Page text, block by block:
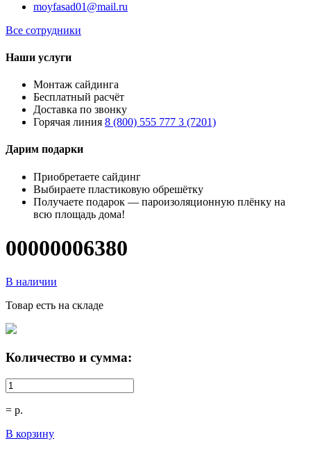
moyfasad01@mail.ru
Все сотрудники
Наши услуги
Монтаж сайдинга
Бесплатный расчёт
Доставка по звонку
Горячая линия 8 (800) 555 777 3 (7201)
Дарим подарки
Приобретаете сайдинг
Выбираете пластиковую обрешётку
Получаете подарок — пароизоляционную плёнку на
всю площадь дома!
00000006380
В наличии
Товар есть на складе
Количество и сумма:
= р.
В корзину